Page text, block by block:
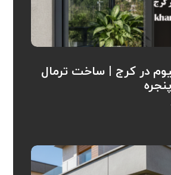
در کرج | ساخت ترمال